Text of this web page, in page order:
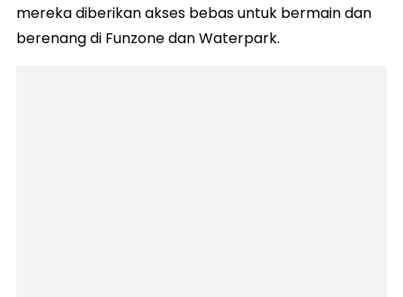
mereka diberikan akses bebas untuk bermain dan
berenang di Funzone dan Waterpark.